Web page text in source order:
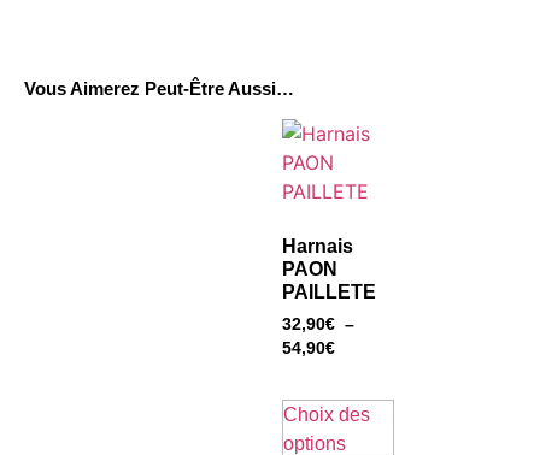
Vous Aimerez Peut-Être Aussi…
Harnais
PAON
PAILLETE
32,90€ –
54,90€
Choix des
options